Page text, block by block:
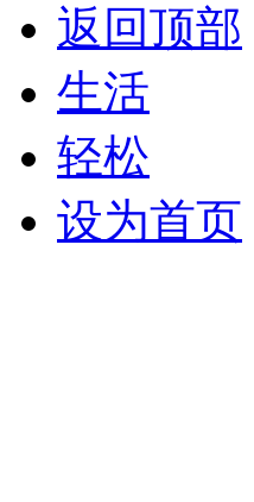
返回顶部
生活
轻松
设为首页